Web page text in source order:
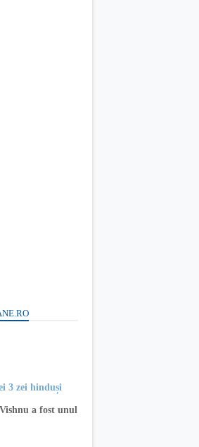
3 zei hinduși
a fost unul